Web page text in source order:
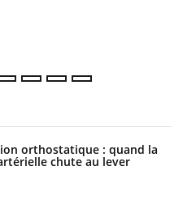
orthostatique : quand la
chute au lever